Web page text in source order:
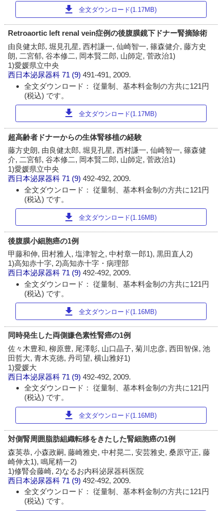
download 全文ダウンロード(1.17MB)
Retroaortic left renal vein症例の後腹膜鏡下ドナー腎摘除術
由良健太郎, 堀見孔星, 西村謙一, 仙崎智一, 篠森健介, 藤方史
朗, 二宮郁, 谷本修二, 岡本賢二郎, 山師定, 菅政治1)
1)愛媛県立中央
西日本泌尿器科 71 (9)491-491, 2009.
全文ダウンロード： 従量制、基本料金制の方共に121円
(税込) です。
download 全文ダウンロード(1.17MB)
超高齢者ドナーからの生体腎移植の経験
藤方史朗, 由良健太郎, 堀見孔星, 西村謙一, 仙崎智一, 篠森健
介, 二宮郁, 谷本修二, 岡本賢二郎, 山師定, 菅政治1)
1)愛媛県立中央
西日本泌尿器科 71 (9)492-492, 2009.
全文ダウンロード： 従量制、基本料金制の方共に121円
(税込) です。
download 全文ダウンロード(1.16MB)
後腹膜小細胞癌の1例
甲藤和伸, 田村雅人, 塩津智之, 中村章一郎1), 黒田直人2)
1)高知赤十字, 2)高知赤十字・病理部
西日本泌尿器科 71 (9)492-492, 2009.
全文ダウンロード： 従量制、基本料金制の方共に121円
(税込) です。
download 全文ダウンロード(1.16MB)
同時発生した両側嫌色素性腎癌の1例
佐々木豊和, 柳原豊, 尾澤彰, 山口晶子, 菊川忠彦, 西田智保, 池
田哲大, 青木克徳, 丹司望, 横山雅好1)
1)愛媛大
西日本泌尿器科 71 (9)492-492, 2009.
全文ダウンロード： 従量制、基本料金制の方共に121円
(税込) です。
download 全文ダウンロード(1.16MB)
対側腎周囲脂肪組織転移をきたした腎細胞癌の1例
森英恭, 小森政嗣, 藤崎雅史, 中村晃二, 安芸雅史, 桑原守正, 藤
崎伸太1), 鳴尾精一2)
1)修腎会藤崎, 2)なるお内科泌尿器科医院
西日本泌尿器科 71 (9)492-492, 2009.
全文ダウンロード： 従量制、基本料金制の方共に121円
(税込) です。